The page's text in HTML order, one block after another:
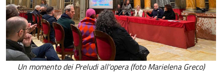
Un momento dei Preludi all'opera (foto Marielena Greco)